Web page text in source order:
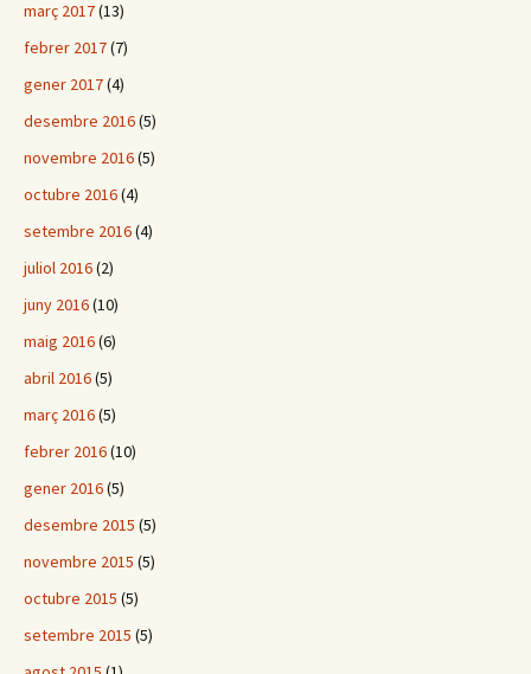
març 2017(13)
febrer 2017(7)
gener 2017(4)
desembre 2016(5)
novembre 2016(5)
octubre 2016(4)
setembre 2016(4)
juliol 2016(2)
juny 2016(10)
maig 2016(6)
abril 2016(5)
març 2016(5)
febrer 2016(10)
gener 2016(5)
desembre 2015 (5)
novembre 2015 (5)
octubre 2015 (5)
setembre 2015 (5)